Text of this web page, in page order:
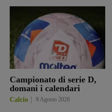
Campionato di serie D,
domani i calendari
Calcio 9 Agosto 2026